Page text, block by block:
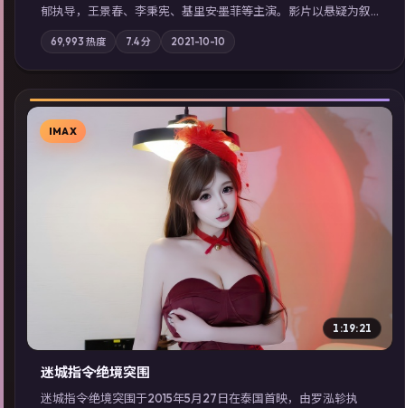
郁执导，王景春、李秉宪、基里安·墨菲等主演。影片以悬疑为叙
事主轴，科技与人性的边界在实验事故后逐渐模糊；摄影与配乐
强化地域气质；站内亦可通过「国产免费观看高清电视剧在线
看」延展检索同类型高分佳作，畅享高清在线追剧体验。
69,993 热度 7.4分 2021-10-10
▶
IMAX
1:19:21
迷城指令·绝境突围
迷城指令·绝境突围于2015年5月27日在泰国首映，由罗泓轸执